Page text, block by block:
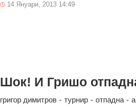
14 Януари, 2013 14:49
Шок! И Гришо
григор димитров - турнир - отпадна -